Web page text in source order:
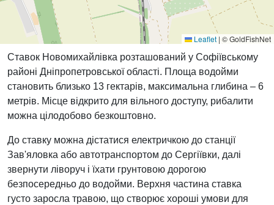
Leaflet | © GoldFishNet
Ставок Новомихайлівка розташований у Софіївському
районі Дніпропетровської області. Площа водойми
становить близько 13 гектарів, максимальна глибина – 6
метрів. Місце відкрито для вільного доступу, рибалити
можна цілодобово безкоштовно.
До ставку можна дістатися електричкою до станції
Зав'яловка або автотранспортом до Сергіївки, далі
звернути ліворуч і їхати грунтовою дорогою
безпосередньо до водойми. Верхня частина ставка
густо заросла травою, що створює хороші умови для